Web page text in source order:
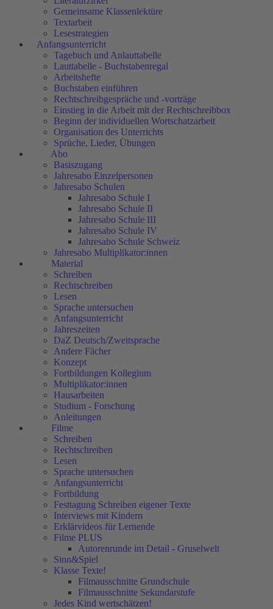
Gemeinsame Klassenlektüre
Textarbeit
Lesestrategien
Anfangsunterricht
Tagebuch und Anlauttabelle
Lauttabelle - Buchstabenregal
Arbeitshefte
Buchstaben einführen
Rechtschreibgespräche und -vorträge
Einstieg in die Arbeit mit der Rechtschreibbox
Beginn der individuellen Wortschatzarbeit
Organisation des Unterrichts
Sprüche, Lieder, Übungen
Abo
Basiszugang
Jahresabo Einzelpersonen
Jahresabo Schulen
Jahresabo Schule I
Jahresabo Schule II
Jahresabo Schule III
Jahresabo Schule IV
Jahresabo Schule Schweiz
Jahresabo Multiplikator:innen
Material
Schreiben
Rechtschreiben
Lesen
Sprache untersuchen
Anfangsunterricht
Jahreszeiten
DaZ Deutsch/Zweitsprache
Andere Fächer
Konzept
Fortbildungen Kollegium
Multiplikator:innen
Hausarbeiten
Studium - Forschung
Anleitungen
Filme
Schreiben
Rechtschreiben
Lesen
Sprache untersuchen
Anfangsunterricht
Fortbildung
Festtagung Schreiben eigener Texte
Interviews mit Kindern
Erklärvideos für Lernende
Filme PLUS
Autorenrunde im Detail - Gruselwelt
Sinn&Spiel
Klasse Texte!
Filmausschnitte Grundschule
Filmausschnitte Sekundarstufe
Jedes Kind wertschätzen!